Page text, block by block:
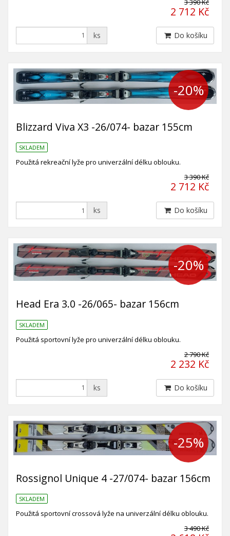
3 390 Kč
2 712 Kč
ks Do košíku
-20%
Blizzard Viva X3 -26/074- bazar 155cm
SKLADEM
Použitá rekreační lyže pro univerzální délku oblouku.
3 390 Kč
2 712 Kč
ks Do košíku
-20%
Head Era 3.0 -26/065- bazar 156cm
SKLADEM
Použitá sportovní lyže pro univerzální délku oblouku.
2 790 Kč
2 232 Kč
ks Do košíku
-25%
Rossignol Unique 4 -27/074- bazar 156cm
SKLADEM
Použitá sportovní crossová lyže na univerzální délku oblouku.
3 490 Kč